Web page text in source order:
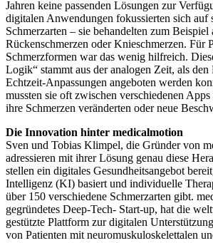
Jahren keine passenden Lösungen zur
digitalen Anwendungen fokussierten sich auf
Schmerzarten – sie behandelten zum Beispiel
Rückenschmerzen oder Knieschmerzen. Für
Schmerzformen war das wenig hilfreich.
Logik“ stammt aus der analogen Zeit, als den
Echtzeit-Anpassungen angeboten werden
mussten sie oft zwischen verschiedenen
ihre Schmerzen veränderten oder neue
Die Innovation hinter medicalmotion
Sven und Tobias Klimpel, die Gründer von
adressieren mit ihrer Lösung genau diese
stellen ein digitales Gesundheitsangebot
Intelligenz (KI) basiert und individuelle
über 150 verschiedene Schmerzarten gibt.
gegründetes Deep-Tech- Start-up, hat die
gestützte Plattform zur digitalen
von Patienten mit neuromuskuloskelettalen